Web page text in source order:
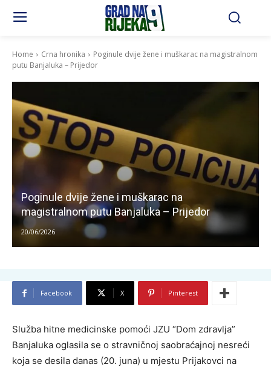
Home Crna hronika
Poginule dvije žene i muškarac na magistralnom
putu Banjaluka – Prijedor
Poginule dvije žene i muškarac na
magistralnom putu Banjaluka – Prijedor
20/06/2026
Facebook X Pinterest
Služba hitne medicinske pomoći JZU “Dom zdravlja”
Banjaluka oglasila se o stravničnoj saobraćajnoj nesreći
koja se desila danas (20. juna) u mjestu Prijakovci na